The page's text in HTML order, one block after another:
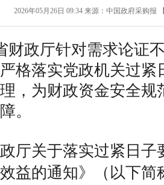
2026年05月26日 09:34来源： 中国政府采购报
财政厅针对需求论证
格落实党政机关过紧
，为财政资金安全规
。
政厅关于落实过紧日
益的通知》（以下简